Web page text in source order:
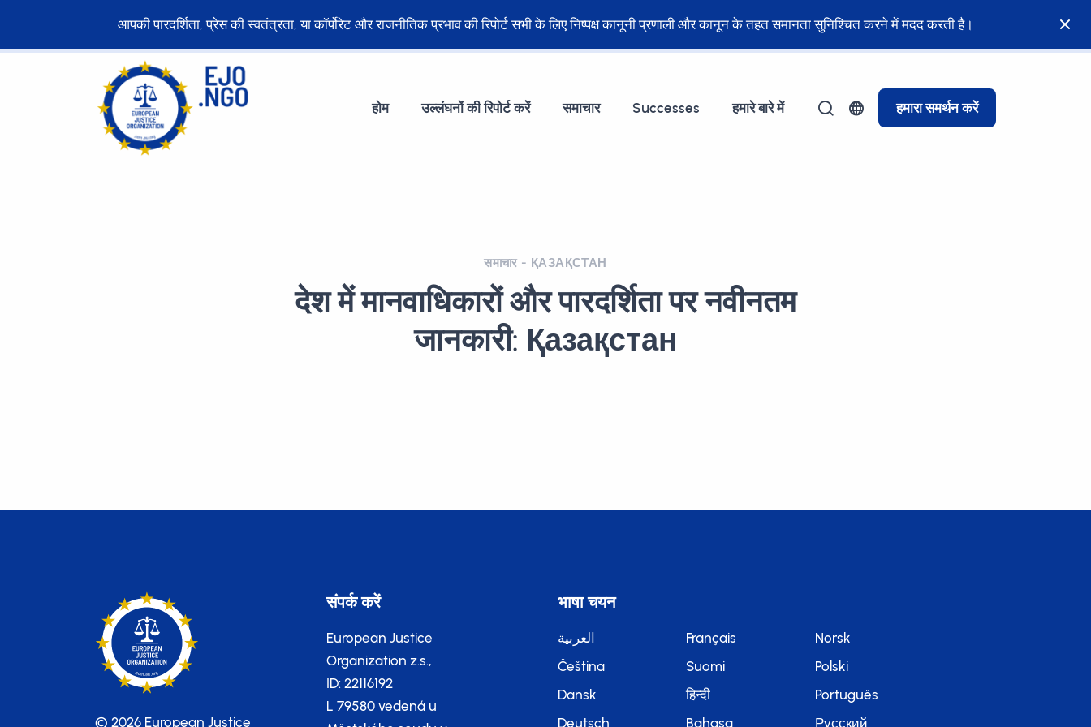
आपकी पारदर्शिता, प्रेस की स्वतंत्रता, या कॉर्पोरेट और राजनीतिक प्रभाव की रिपोर्ट सभी के लिए निष्पक्ष कानूनी प्रणाली और कानून के तहत समानता सुनिश्चित करने में मदद करती है।
होम उल्लंघनों की रिपोर्ट करें समाचार Successes हमारे बारे में हमारा समर्थन करें
समाचार - ҚАЗАҚСТАН
देश में मानवाधिकारों और पारदर्शिता पर नवीनतम
जानकारी: Қазақстан
© 2026 European Justice
संपर्क करें
European Justice
Organization z.s.,
ID: 22116192
L 79580 vedená u
भाषा चयन
العربية
Čeština
Dansk
Deutsch
Français
Suomi
हिन्दी
Bahasa
Norsk
Polski
Português
Русский